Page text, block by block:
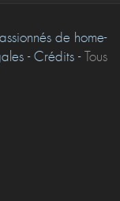
de home-
- Crédits -Tous